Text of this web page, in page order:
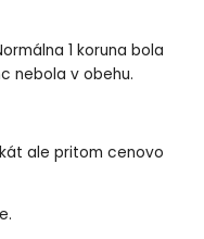
1 koruna bola
nebola v obehu.
ale pritom cenovo